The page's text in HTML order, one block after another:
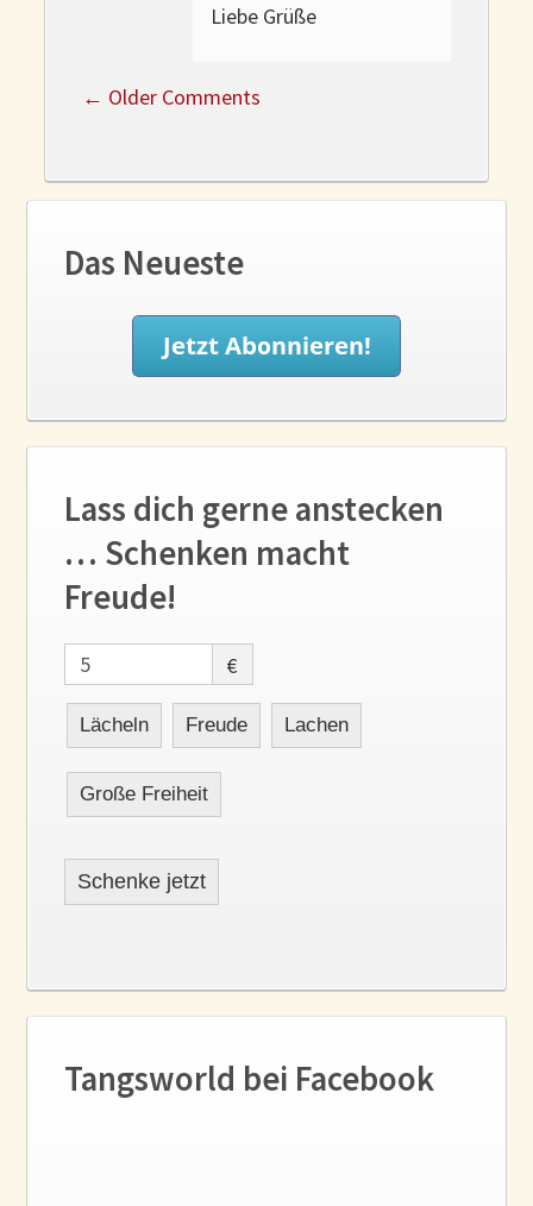
Liebe Grüße
← Older Comments
Das Neueste
Lass dich gerne anstecken
… Schenken macht
Freude!
€
Lächeln Freude Lachen
Große Freiheit
Schenke jetzt
Tangsworld bei Facebook